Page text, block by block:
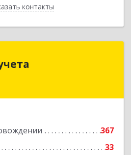
контакты
Назад
367
33
обл, Ростов-на-Дону г,